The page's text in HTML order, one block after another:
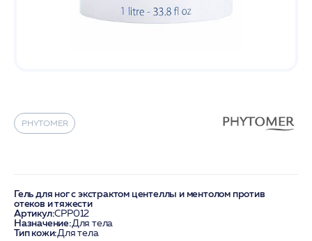
PHYTOMER
Гель для ног с экстрактом центеллы и ментолом против
отеков и тяжести
Артикул:CPP012
Назначение:Для тела
Тип кожи:Для тела